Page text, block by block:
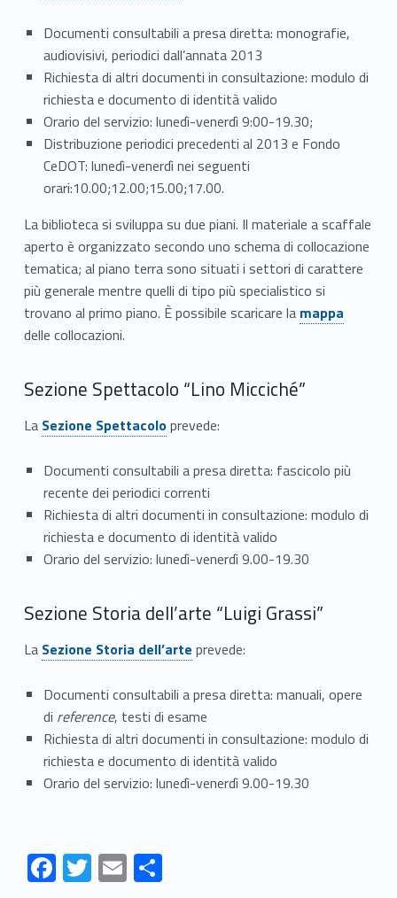
t
a
z
i
n
e
Documenti consultabili a presa diretta: monografie,
audiovisivi, periodici dall’annata 2013
Richiesta di altri documenti in consultazione: modulo di
richiesta e documento di identità valido
Orario del servizio: lunedì-venerdì 9:00-19.30;
Distribuzione periodici precedenti al 2013 e Fondo
CeDOT: lunedì-venerdì nei seguenti
orari:10.00;12.00;15.00;17.00.
La biblioteca si sviluppa su due piani. Il materiale a scaffale
aperto è organizzato secondo uno schema di collocazione
tematica; al piano terra sono situati i settori di carattere
più generale mentre quelli di tipo più specialistico si
trovano al primo piano. È possibile scaricare la mappa
delle collocazioni.
Sezione Spettacolo “Lino Micciché”
La Sezione Spettacoloprevede:
Documenti consultabili a presa diretta: fascicolo più
recente dei periodici correnti
Richiesta di altri documenti in consultazione: modulo di
richiesta e documento di identità valido
Orario del servizio: lunedì-venerdì 9.00-19.30
Sezione Storia dell’arte “Luigi Grassi”
La Sezione Storia dell’arte prevede:
Documenti consultabili a presa diretta: manuali, opere
di reference, testi di esame
Richiesta di altri documenti in consultazione: modulo di
richiesta e documento di identità valido
Orario del servizio: lunedì-venerdì 9.00-19.30
F T E S